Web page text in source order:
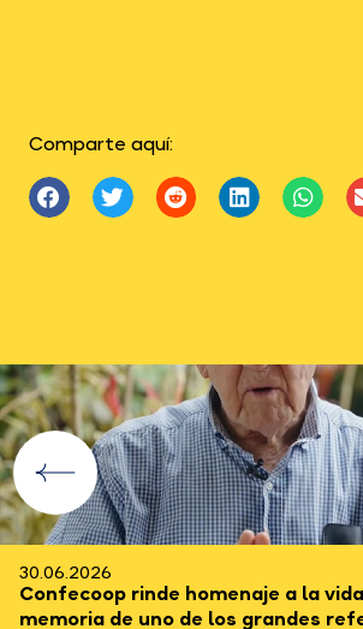
Comparte aquí:
30.06.2026
Confecoop rinde homenaje a la
memoria de uno de los grandes